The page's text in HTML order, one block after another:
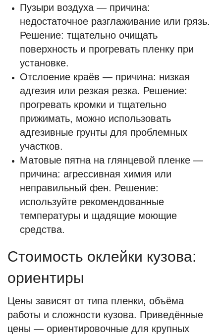
Пузыри воздуха — причина:
недостаточное разглаживание или грязь.
Решение: тщательно очищать
поверхность и прогревать пленку при
установке.
Отслоение краёв — причина: низкая
адгезия или резкая резка. Решение:
прогревать кромки и тщательно
прижимать, можно использовать
адгезивные грунты для проблемных
участков.
Матовые пятна на глянцевой пленке —
причина: агрессивная химия или
неправильный фен. Решение:
используйте рекомендованные
температуры и щадящие моющие
средства.
Стоимость оклейки кузова:
ориентиры
Цены зависят от типа пленки, объёма
работы и сложности кузова. Приведённые
цены — ориентировочные для крупных